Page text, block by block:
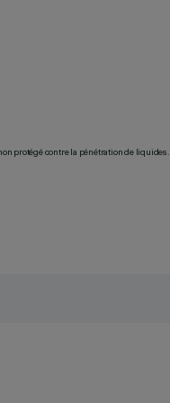
protégé contre la pénétration de liquides.